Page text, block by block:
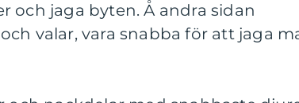
och jaga byten. Å andra sidan
valar, vara snabba för att jaga